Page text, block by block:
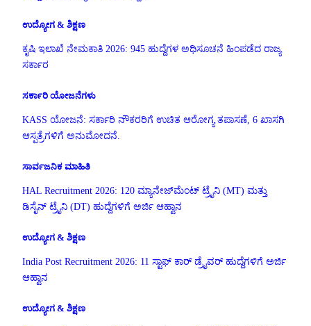
ಉದ್ಯೋಗ & ಶಿಕ್ಷಣ
ಕೃಷಿ ಇಲಾಖೆ ನೇಮಕಾತಿ 2026: 945 ಹುದ್ದೆಗಳ ಅಧಿಸೂಚನೆ ಹಿಂಪಡೆದ ರಾಜ್ಯ
ಸರ್ಕಾರ
ಸರ್ಕಾರಿ ಯೋಜನೆಗಳು
KASS ಯೋಜನೆ: ಸರ್ಕಾರಿ ನೌಕರರಿಗೆ ಉಚಿತ ಆರೋಗ್ಯ ತಪಾಸಣೆ, 6 ಖಾಸಗಿ
ಆಸ್ಪತ್ರೆಗಳಿಗೆ ಅನುಮೋದನೆ.
ಸಾರ್ವಜನಿಕ ಮಾಹಿತಿ
HAL Recruitment 2026: 120 ಮ್ಯಾನೇಜ್‌ಮೆಂಟ್ ಟ್ರೈನಿ (MT) ಮತ್ತು
ಡಿಸೈನ್ ಟ್ರೈನಿ (DT) ಹುದ್ದೆಗಳಿಗೆ ಅರ್ಜಿ ಆಹ್ವಾನ
ಉದ್ಯೋಗ & ಶಿಕ್ಷಣ
India Post Recruitment 2026: 11 ಸ್ಟಾಫ್ ಕಾರ್ ಡ್ರೈವರ್ ಹುದ್ದೆಗಳಿಗೆ ಅರ್ಜಿ
ಆಹ್ವಾನ
ಉದ್ಯೋಗ & ಶಿಕ್ಷಣ